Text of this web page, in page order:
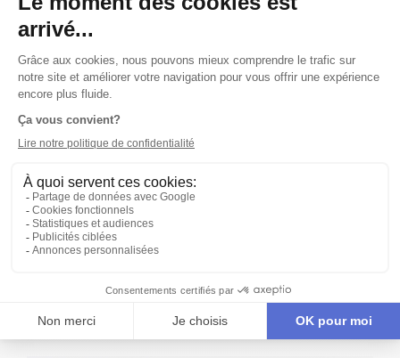
ALBUM
LES PHOTOS PROMOTIONNELLES DE LA
TÊTE DE MONSIEUR FERRON OU LES CHIANS
Nos archives recèlent de trésors et quelques images
tirées de la séance photographique pour la promotion